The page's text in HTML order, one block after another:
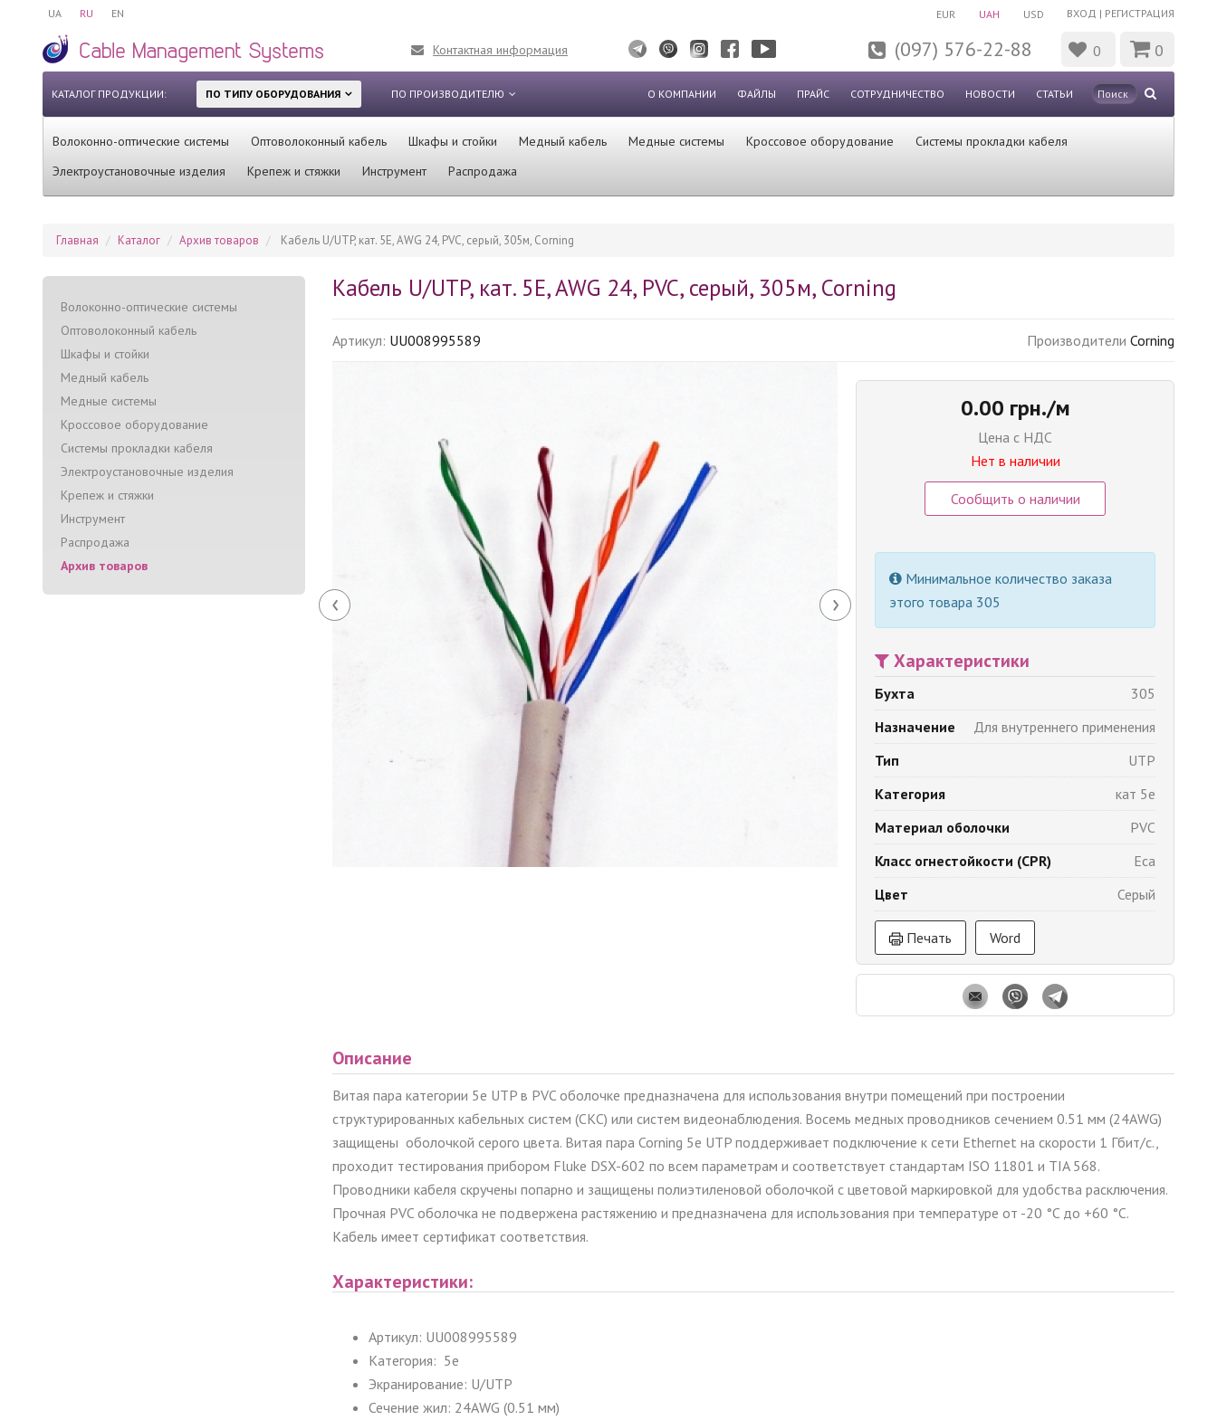
UA RU EN ВХОД | РЕГИСТРАЦИЯ
EUR UAH USD
Контактная информация (097) 576-22-88 0 0
КАТАЛОГ ПРОДУКЦИИ: ПО ТИПУ ОБОРУДОВАНИЯ ПО ПРОИЗВОДИТЕЛЮ О КОМПАНИИ ФАЙЛЫ ПРАЙС СОТРУДНИЧЕСТВО НОВОСТИ СТАТЬИ
Волоконно-оптические системы Оптоволоконный кабель Шкафы и стойки Медный кабель Медные системы Кроссовое оборудование
Системы прокладки кабеля
Электроустановочные изделия
Крепеж и стяжки Инструмент Распродажа
Главная Каталог Архив товаров Кабель U/UTP, кат. 5E, AWG 24, PVC, серый, 305м, Corning
Волоконно-оптические системы
Оптоволоконный кабель
Шкафы и стойки
Медный кабель
Медные системы
Кроссовое оборудование
Системы прокладки кабеля
Электроустановочные изделия
Крепеж и стяжки
Инструмент
Распродажа
Архив товаров
Кабель U/UTP, кат. 5E, AWG 24, PVC, серый, 305м, Corning
Артикул: UU008995589 Производители Corning
‹ ›
0.00 грн./м
Цена с НДС
Нет в наличии
Сообщить о наличии
Минимальное количество заказа
этого товара 305
Характеристики
Бухта
305
Назначение
Для внутреннего применения
Тип
UTP
Категория
кат 5e
Материал оболочки
PVC
Класс огнестойкости (CPR)
Eca
Цвет
Серый
Печать Word
Описание
Витая пара категории 5е UTP в PVC оболочке предназначена для использования внутри помещений при построении
структурированных кабельных систем (СКС) или систем видеонаблюдения. Восемь медных проводников сечением 0.51 мм (24AWG)
защищены оболочкой серого цвета. Витая пара Corning 5e UTP поддерживает подключение к сети Ethernet на скорости 1 Гбит/с.,
проходит тестирования прибором Fluke DSX-602 по всем параметрам и соответствует стандартам ISO 11801 и TIA 568.
Проводники кабеля скручены попарно и защищены полиэтиленовой оболочкой с цветовой маркировкой для удобства расключения.
Прочная PVC оболочка не подвержена растяжению и предназначена для использования при температуре от -20 °C до +60 °C.
Кабель имеет сертификат соответствия.
Характеристики:
Артикул: UU008995589
Категория: 5e
Экранирование: U/UTP
Сечение жил: 24AWG (0.51 мм)